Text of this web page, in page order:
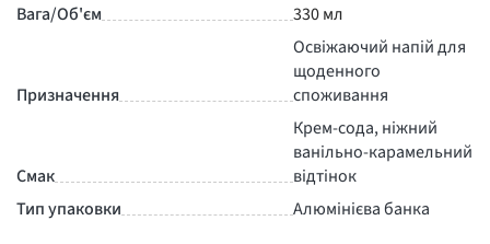
Вага/Об'єм
330 мл
Призначення
Освіжаючий напій для
щоденного
споживання
Смак
Крем-сода, ніжний
ванільно-карамельний
відтінок
Тип упаковки
Алюмінієва банка